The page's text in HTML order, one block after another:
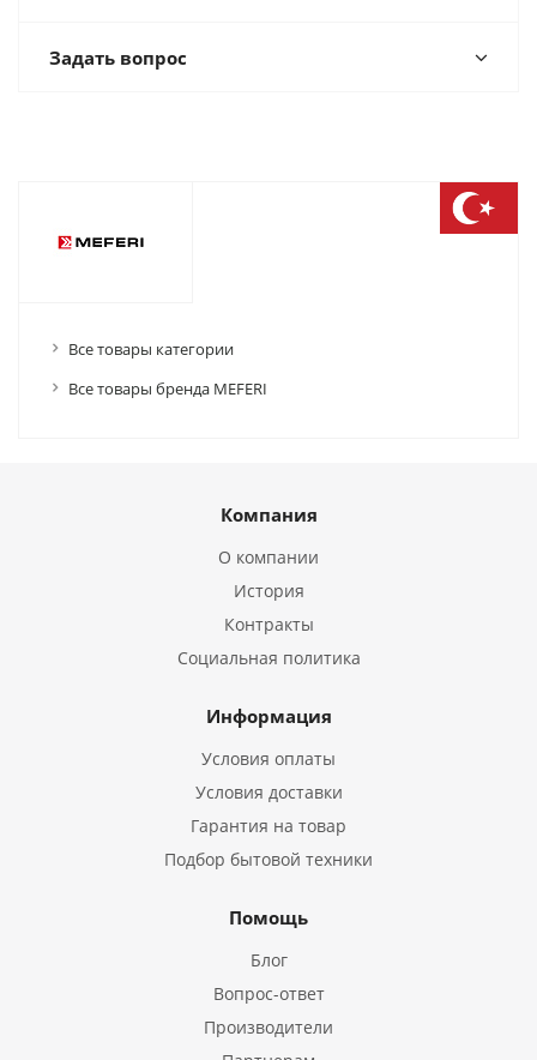
Задать вопрос
Все товары категории
Все товары бренда MEFERI
Компания
О компании
История
Контракты
Социальная политика
Информация
Условия оплаты
Условия доставки
Гарантия на товар
Подбор бытовой техники
Помощь
Блог
Вопрос-ответ
Производители